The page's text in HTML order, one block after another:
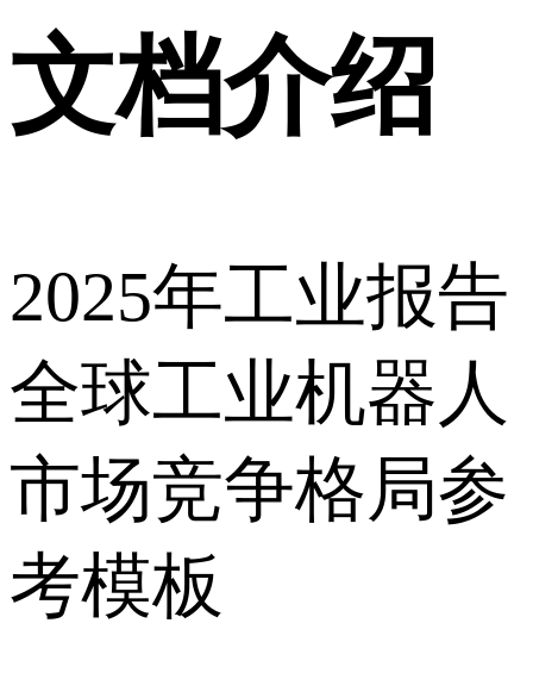
文档介绍
2025年工业报告
全球工业机器人
市场竞争格局参
考模板